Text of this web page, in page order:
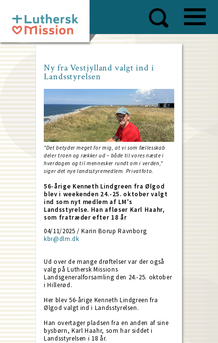
main
content
Ny fra Vestjylland valgt ind i
Landsstyrelsen
"Det betyder meget for mig, at vi som fællesskab
deler troen og rækker ud – både til vores næste i
hverdagen og til mennesker rundt om i verden,"
siger det nye landsstyremedlem. Privatfoto.
56-årige Kenneth Lindgreen fra Ølgod
blev i weekenden 24.-25. oktober valgt
ind som nyt medlem af LM's
Landsstyrelse. Han afløser Karl Haahr,
som fratræder efter 18 år
04/11/2025 / Karin Borup Ravnborg
kbr@dlm.dk
Ud over de mange drøftelser var der også
valg på Luthersk Missions
Landsgeneralforsamling den 24.-25. oktober
i Hillerød.
Her blev 56-årige Kenneth Lindgreen fra
Ølgod valgt ind i Landsstyrelsen.
Han overtager pladsen fra en anden af sine
bysbørn, Karl Haahr, som har siddet i
Landsstyrelsen i 18 år.